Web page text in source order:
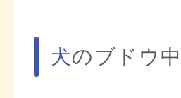
犬のブドウ